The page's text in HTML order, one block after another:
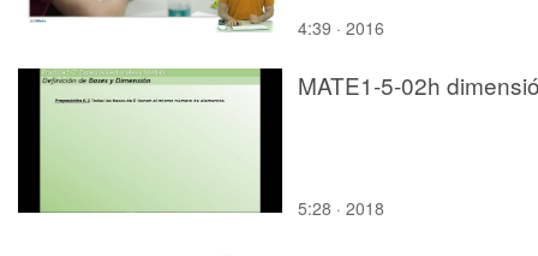
4:39 · 2016
MATE1-5-02h
5:28 · 2018